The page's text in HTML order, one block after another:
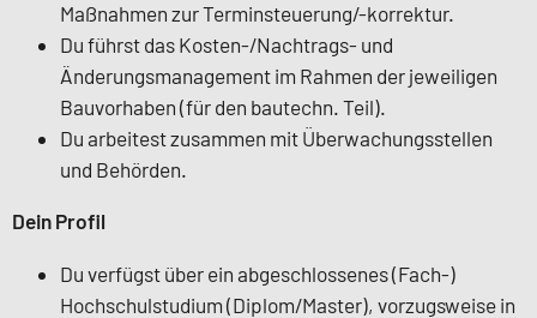
Maßnahmen zur Terminsteuerung/-korrektur.
Du führst das Kosten-/Nachtrags- und
Änderungsmanagement im Rahmen der jeweiligen
Bauvorhaben (für den bautechn. Teil).
Du arbeitest zusammen mit Überwachungsstellen
und Behörden.
Dein Profil
Du verfügst über ein abgeschlossenes (Fach-)
Hochschulstudium (Diplom/Master), vorzugsweise in